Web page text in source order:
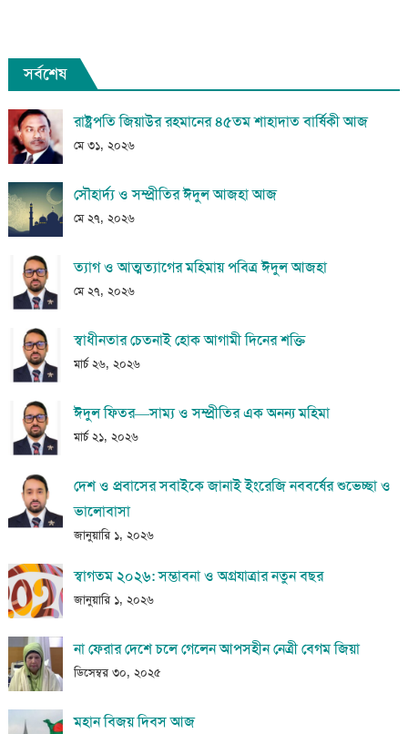
সর্বশেষ
রাষ্ট্রপতি জিয়াউর রহমানের ৪৫তম শাহাদাত বার্ষিকী আজ
মে ৩১, ২০২৬
সৌহার্দ্য ও সম্প্রীতির ঈদুল আজহা আজ
মে ২৭, ২০২৬
ত্যাগ ও আত্মত্যাগের মহিমায় পবিত্র ঈদুল আজহা
মে ২৭, ২০২৬
স্বাধীনতার চেতনাই হোক আগামী দিনের শক্তি
মার্চ ২৬, ২০২৬
ঈদুল ফিতর—সাম্য ও সম্প্রীতির এক অনন্য মহিমা
মার্চ ২১, ২০২৬
দেশ ও প্রবাসের সবাইকে জানাই ইংরেজি নববর্ষের শুভেচ্ছা ও
ভালোবাসা
জানুয়ারি ১, ২০২৬
স্বাগতম ২০২৬: সম্ভাবনা ও অগ্রযাত্রার নতুন বছর
জানুয়ারি ১, ২০২৬
না ফেরার দেশে চলে গেলেন আপসহীন নেত্রী বেগম জিয়া
ডিসেম্বর ৩০, ২০২৫
মহান বিজয় দিবস আজ